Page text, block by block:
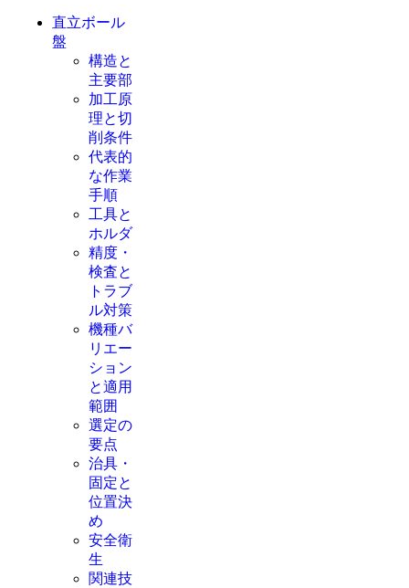
直立ボール
盤
構造と
主要部
加工原
理と切
削条件
代表的
な作業
手順
工具と
ホルダ
精度・
検査と
トラブ
ル対策
機種バ
リエー
ション
と適用
範囲
選定の
要点
治具・
固定と
位置決
め
安全衛
生
関連技